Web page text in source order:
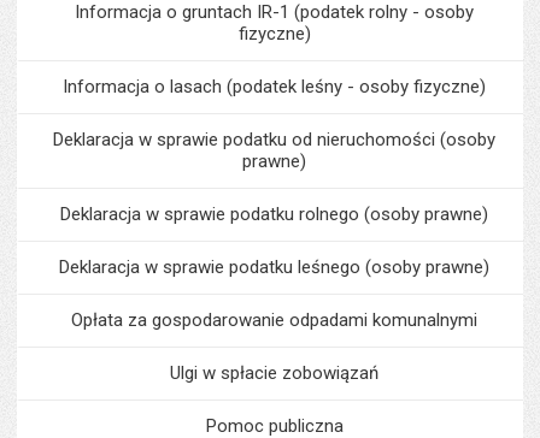
Informacja o gruntach IR-1 (podatek rolny - osoby
fizyczne)
Informacja o lasach (podatek leśny - osoby fizyczne)
Deklaracja w sprawie podatku od nieruchomości (osoby
prawne)
Deklaracja w sprawie podatku rolnego (osoby prawne)
Deklaracja w sprawie podatku leśnego (osoby prawne)
Opłata za gospodarowanie odpadami komunalnymi
Ulgi w spłacie zobowiązań
Pomoc publiczna